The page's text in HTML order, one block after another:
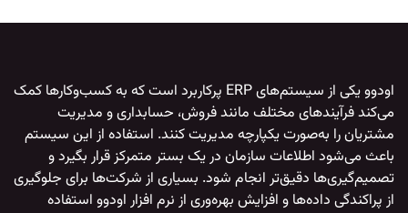
اودوو
یکی از سیستم‌های ERP پرکاربرد است که به کسب‌وکارها کمک
می‌کند فرآیندهای مختلف مانند فروش، حسابداری و مدیریت
مشتریان را به‌صورت یکپارچه مدیریت کنند. استفاده از این سیستم
باعث می‌شود اطلاعات سازمان در یک بستر متمرکز قرار بگیرد و
تصمیم‌گیری‌ها دقیق‌تر انجام شود. بسیاری از شرکت‌ها برای جلوگیری
از پراکندگی داده‌ها و افزایش بهره‌وری از نرم افزار اودوو استفاده